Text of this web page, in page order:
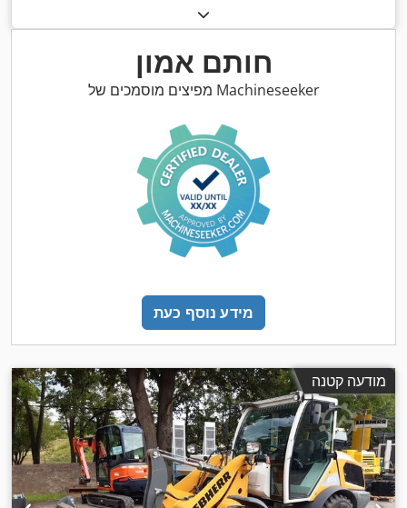
חותם אמון
מפיצים מוסמכים של Machineseeker
מידע נוסף כעת
מודעה קטנה